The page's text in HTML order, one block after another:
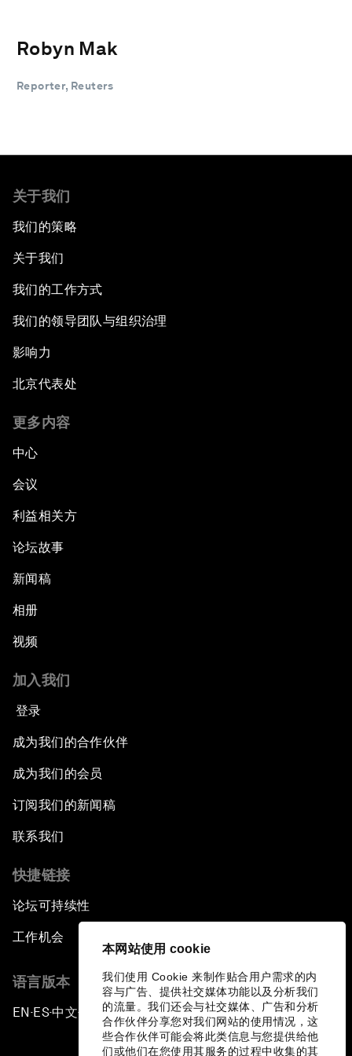
本网站使用 cookie
我们使用 Cookie 来制作贴合用户需求的内
容与广告、提供社交媒体功能以及分析我们
的流量。我们还会与社交媒体、广告和分析
合作伙伴分享您对我们网站的使用情况，这
些合作伙伴可能会将此类信息与您提供给他
们或他们在您使用其服务的过程中收集的其
Robyn Mak
Reporter, Reuters
关于我们
我们的策略
关于我们
我们的工作方式
我们的领导团队与组织治理
影响力
北京代表处
更多内容
中心
会议
利益相关方
论坛故事
新闻稿
相册
视频
加入我们
登录
成为我们的合作伙伴
成为我们的会员
订阅我们的新闻稿
联系我们
快捷链接
论坛可持续性
工作机会
语言版本
EN ▪ES▪中文▪ 日本語